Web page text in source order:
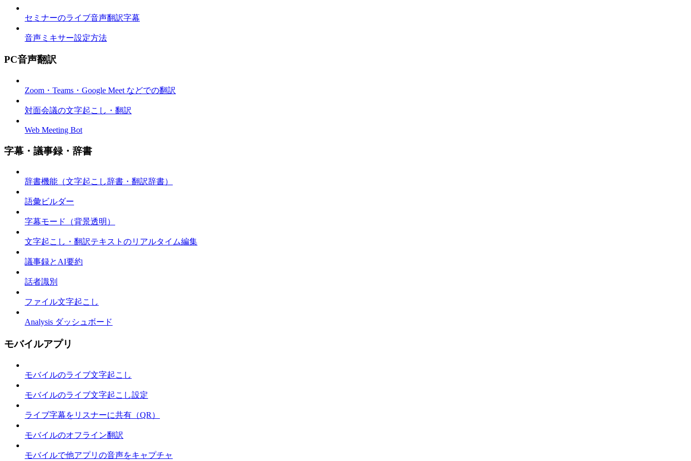
セミナーのライブ音声翻訳字幕
音声ミキサー設定方法
PC音声翻訳
Zoom・Teams・Google Meet などでの翻訳
対面会議の文字起こし・翻訳
Web Meeting Bot
字幕・議事録・辞書
辞書機能（文字起こし辞書・翻訳辞書）
語彙ビルダー
字幕モード（背景透明）
文字起こし・翻訳テキストのリアルタイム編集
議事録とAI要約
話者識別
ファイル文字起こし
Analysis ダッシュボード
モバイルアプリ
モバイルのライブ文字起こし
モバイルのライブ文字起こし設定
ライブ字幕をリスナーに共有（QR）
モバイルのオフライン翻訳
モバイルで他アプリの音声をキャプチャ